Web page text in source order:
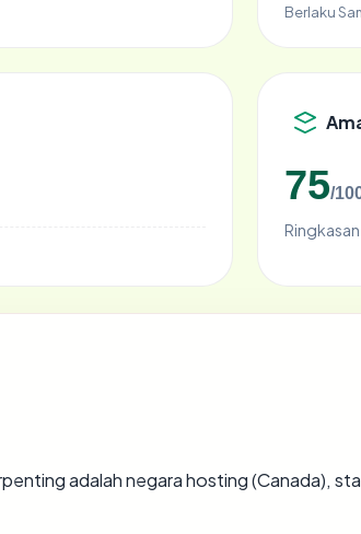
Berlaku
75/
adalah negara hosting (Canada),